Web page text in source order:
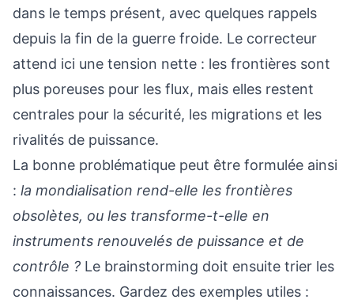
dans le temps présent, avec quelques rappels
depuis la fin de la guerre froide. Le correcteur
attend ici une tension nette : les frontières sont
plus poreuses pour les flux, mais elles restent
centrales pour la sécurité, les migrations et les
rivalités de puissance.
La bonne problématique peut être formulée ainsi
: la mondialisation rend-elle les frontières
obsolètes, ou les transforme-t-elle en
instruments renouvelés de puissance et de
contrôle ? Le brainstorming doit ensuite trier les
connaissances. Gardez des exemples utiles :